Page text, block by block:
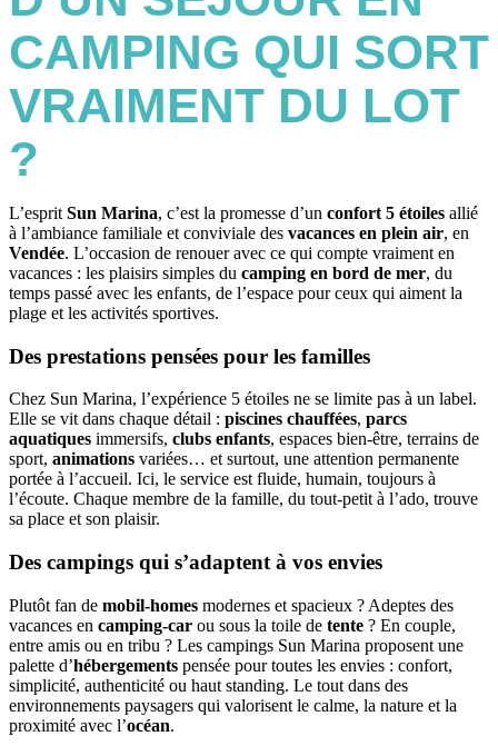
CAMPING QUI SORT
VRAIMENT DU LOT
?
L’esprit Sun Marina, c’est la promesse d’un confort 5 étoiles allié
à l’ambiance familiale et conviviale des vacances en plein air, en
Vendée. L’occasion de renouer avec ce qui compte vraiment en
vacances : les plaisirs simples du camping en bord de mer, du
temps passé avec les enfants, de l’espace pour ceux qui aiment la
plage et les activités sportives.
Des prestations pensées pour les familles
Chez Sun Marina, l’expérience 5 étoiles ne se limite pas à un label.
Elle se vit dans chaque détail : piscines chauffées, parcs
aquatiques immersifs, clubs enfants, espaces bien-être, terrains de
sport, animations variées… et surtout, une attention permanente
portée à l’accueil. Ici, le service est fluide, humain, toujours à
l’écoute. Chaque membre de la famille, du tout-petit à l’ado, trouve
sa place et son plaisir.
Des campings qui s’adaptent à vos envies
Plutôt fan de mobil-homes modernes et spacieux ? Adeptes des
vacances en camping-car ou sous la toile de tente ? En couple,
entre amis ou en tribu ? Les campings Sun Marina proposent une
palette d’hébergements pensée pour toutes les envies : confort,
simplicité, authenticité ou haut standing. Le tout dans des
environnements paysagers qui valorisent le calme, la nature et la
proximité avec l’océan.